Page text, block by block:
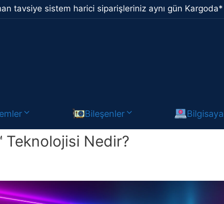
tavsiye sistem harici siparişleriniz aynı gün Kargoda*
Bileşenler
Teknolojisi Nedir?